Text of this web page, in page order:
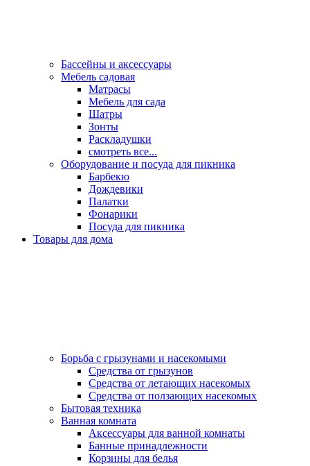
Бассейны и аксессуары
Мебель садовая
Матрасы
Мебель для сада
Шатры
Зонты
Раскладушки
смотреть все...
Оборудование и посуда для пикника
Барбекю
Дождевики
Палатки
Фонарики
Посуда для пикника
Товары для дома
Борьба с грызунами и насекомыми
Средства от грызунов
Средства от летающих насекомых
Средства от ползающих насекомых
Бытовая техника
Ванная комната
Аксессуары для ванной комнаты
Банные принадлежности
Корзины для белья